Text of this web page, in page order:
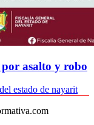
por asalto y robo
estado de nayarit